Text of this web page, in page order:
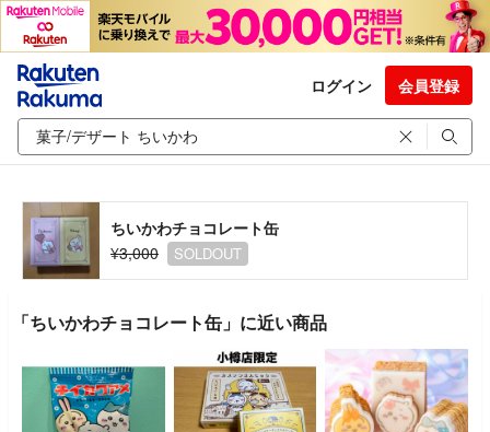
ログイン 会員登録
ちいかわチョコレート缶
¥3,000
SOLDOUT
「ちいかわチョコレート缶」に近い商品